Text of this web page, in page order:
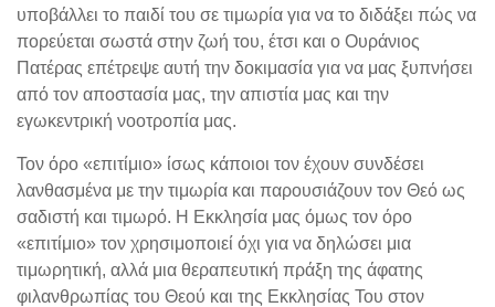
υποβάλλει το παιδί του σε τιμωρία για να το διδάξει πώς να
πορεύεται σωστά στην ζωή του, έτσι και ο Ουράνιος
Πατέρας επέτρεψε αυτή την δοκιμασία για να μας ξυπνήσει
από τον αποστασία μας, την απιστία μας και την
εγωκεντρική νοοτροπία μας.
Τον όρο «επιτίμιο» ίσως κάποιοι τον έχουν συνδέσει
λανθασμένα με την τιμωρία και παρουσιάζουν τον Θεό ως
σαδιστή και τιμωρό. Η Εκκλησία μας όμως τον όρο
«επιτίμιο» τον χρησιμοποιεί όχι για να δηλώσει μια
τιμωρητική, αλλά μια θεραπευτική πράξη της άφατης
φιλανθρωπίας του Θεού και της Εκκλησίας Του στον